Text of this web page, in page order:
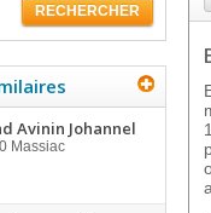
RECHERCHER
Avinin Johannel
Massiac